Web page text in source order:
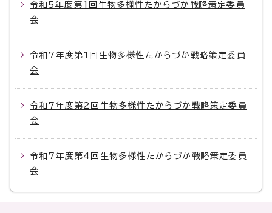
令和5年度第1回生物多様性たからづか戦略策定委員
会
令和7年度第1回生物多様性たからづか戦略策定委員
会
令和7年度第2回生物多様性たからづか戦略策定委員
会
令和7年度第4回生物多様性たからづか戦略策定委員
会